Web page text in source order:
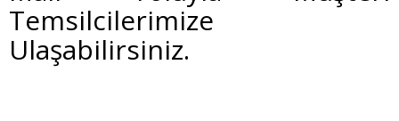
Temsilcilerimize
Ulaşabilirsiniz.